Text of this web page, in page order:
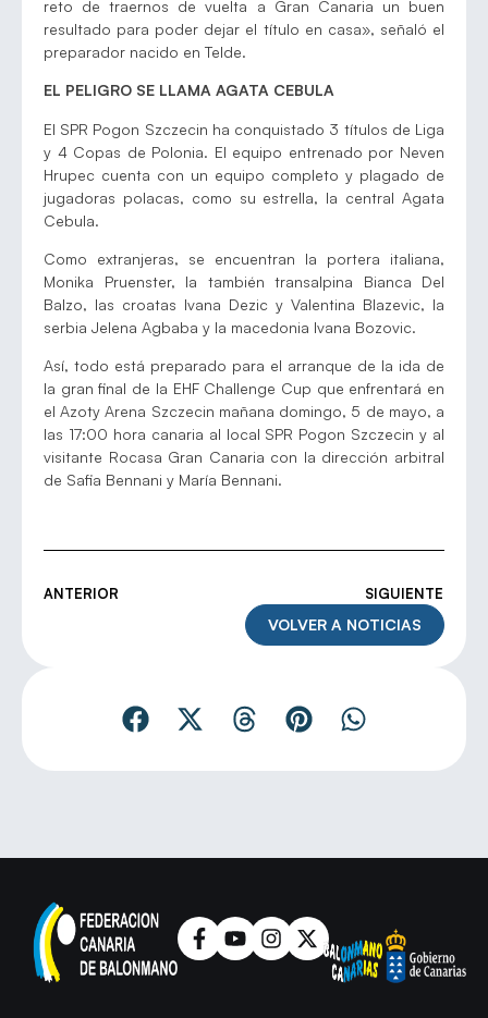
reto de traernos de vuelta a Gran Canaria un buen
resultado para poder dejar el título en casa», señaló el
preparador nacido en Telde.
EL PELIGRO SE LLAMA AGATA CEBULA
El SPR Pogon Szczecin ha conquistado 3 títulos de Liga
y 4 Copas de Polonia. El equipo entrenado por Neven
Hrupec cuenta con un equipo completo y plagado de
jugadoras polacas, como su estrella, la central Agata
Cebula.
Como extranjeras, se encuentran la portera italiana,
Monika Pruenster, la también transalpina Bianca Del
Balzo, las croatas Ivana Dezic y Valentina Blazevic, la
serbia Jelena Agbaba y la macedonia Ivana Bozovic.
Así, todo está preparado para el arranque de la ida de
la gran final de la EHF Challenge Cup que enfrentará en
el Azoty Arena Szczecin mañana domingo, 5 de mayo, a
las 17:00 hora canaria al local SPR Pogon Szczecin y al
visitante Rocasa Gran Canaria con la dirección arbitral
de Safia Bennani y María Bennani.
ANTERIOR SIGUIENTE
VOLVER A NOTICIAS